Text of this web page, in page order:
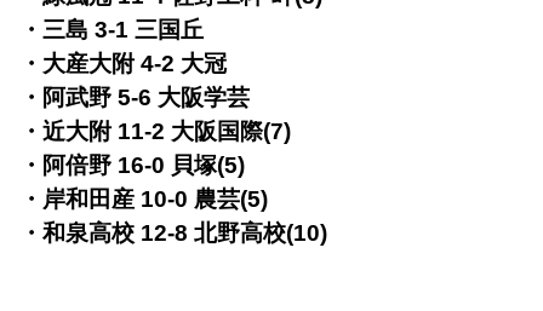
・三島 3-1 三国丘
・大産大附 4-2 大冠
・阿武野 5-6 大阪学芸
・近大附 11-2 大阪国際(7)
・阿倍野 16-0 貝塚(5)
・岸和田産 10-0 農芸(5)
・和泉高校 12-8 北野高校(10)